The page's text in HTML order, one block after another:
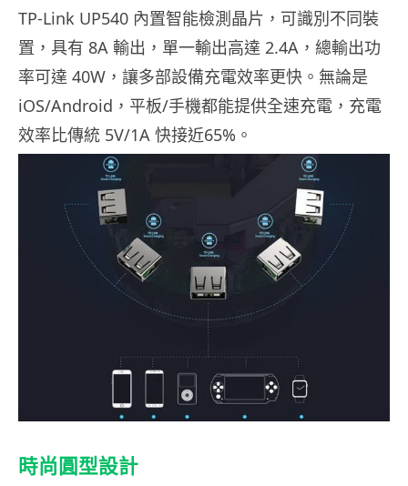
TP-Link UP540 內置智能檢測晶片，可識別不同裝
置，具有 8A 輸出，單一輸出高達 2.4A，總輸出功
率可達 40W，讓多部設備充電效率更快。無論是
iOS/Android，平板/手機都能提供全速充電，充電
效率比傳統 5V/1A 快接近65%。
時尚圓型設計